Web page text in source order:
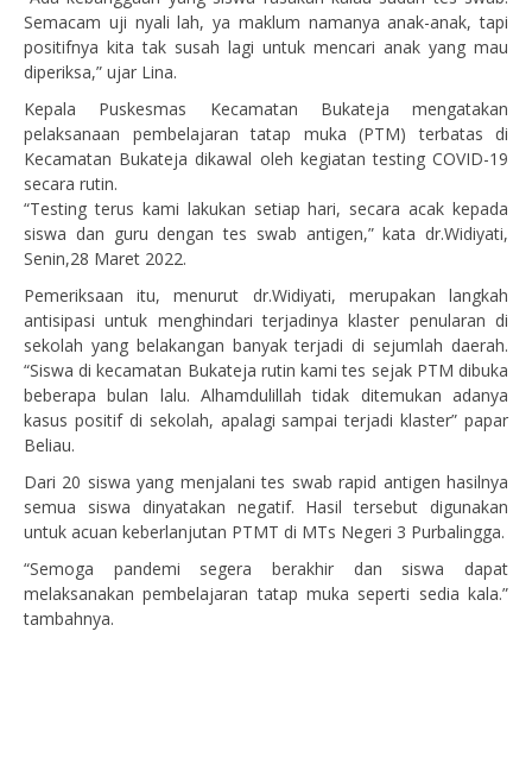
Semacam uji nyali lah, ya maklum namanya anak-anak, tapi
positifnya kita tak susah lagi untuk mencari anak yang mau
diperiksa,” ujar Lina.
Kepala Puskesmas Kecamatan Bukateja mengatakan
pelaksanaan pembelajaran tatap muka (PTM) terbatas di
Kecamatan Bukateja dikawal oleh kegiatan testing COVID-19
secara rutin.
“Testing terus kami lakukan setiap hari, secara acak kepada
siswa dan guru dengan tes swab antigen,” kata dr.Widiyati,
Senin,28 Maret 2022.
Pemeriksaan itu, menurut dr.Widiyati, merupakan langkah
antisipasi untuk menghindari terjadinya klaster penularan di
sekolah yang belakangan banyak terjadi di sejumlah daerah.
“Siswa di kecamatan Bukateja rutin kami tes sejak PTM dibuka
beberapa bulan lalu. Alhamdulillah tidak ditemukan adanya
kasus positif di sekolah, apalagi sampai terjadi klaster” papar
Beliau.
Dari 20 siswa yang menjalani tes swab rapid antigen hasilnya
semua siswa dinyatakan negatif. Hasil tersebut digunakan
untuk acuan keberlanjutan PTMT di MTs Negeri 3 Purbalingga.
“Semoga pandemi segera berakhir dan siswa dapat
melaksanakan pembelajaran tatap muka seperti sedia kala.”
tambahnya.